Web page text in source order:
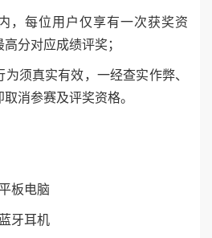
，每位用户仅享有一次获奖资
分对应成绩评奖；
须真实有效，一经查实作弊、
消参赛及评奖资格。
板电脑
牙耳机